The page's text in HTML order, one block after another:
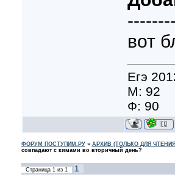
вот
Егэ
М: 92
Ф: 90
ФОРУМ ПОСТУПИМ.РУ» АРХИВ (ТОЛЬКО ДЛЯ
совпадают с кимами во вторичный день?
Страница 1из 1 1